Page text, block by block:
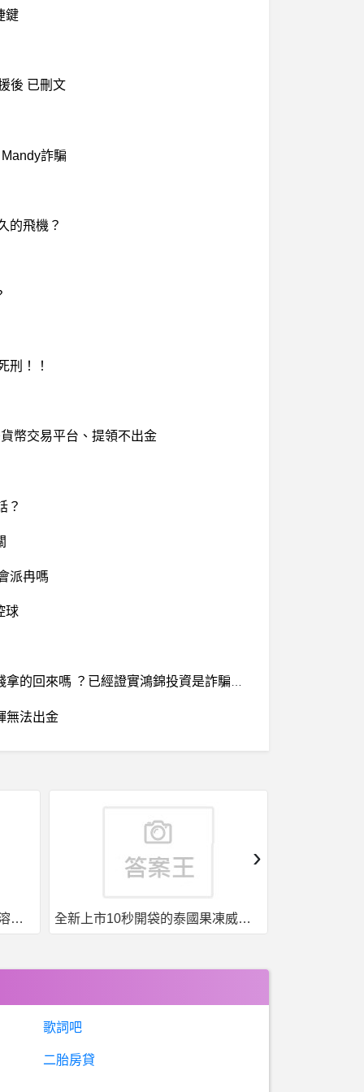
鍵
後 已刪文
詐騙
的飛機？
刑！！
幣交易平台、提領不出金
？
派冉嗎
球
『通報』鴻錦投資真的嗎？鴻錦投資詐騙、有人聽過鴻錦投資嗎？安全合法嗎？要投錢到鴻錦投資嗎？被騙錢拿的回來嗎 ？已經證實鴻錦投資是詐騙、鴻錦詐騙
無法出金
全新上市10秒開袋的泰國果凍威而鋼強勢來襲 台灣現貨，泰國果凍. 一盒7包7種口味
›
歌詞吧
二胎房貸